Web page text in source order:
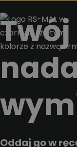
Oddaj go w